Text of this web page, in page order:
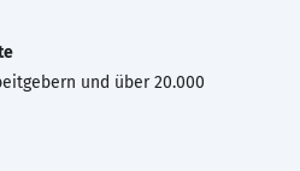
und über 20.000